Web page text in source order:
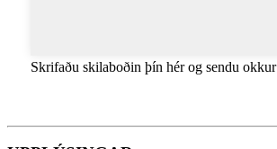
Skrifaðu skilaboðin þín hér og sendu okkur